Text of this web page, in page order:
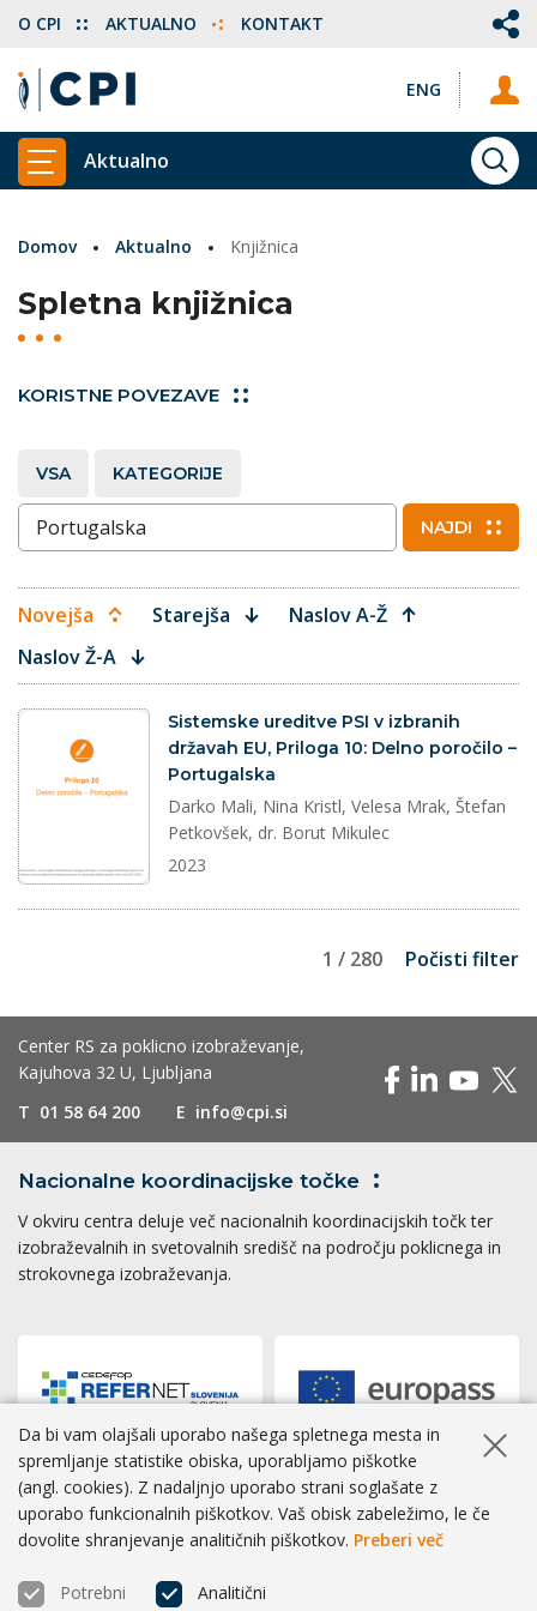
ENG
O CPI AKTUALNO KONTAKT
PRIKAŽI GLAVNI MENI
Aktualno
Domov Aktualno Knjižnica
Spletna knjižnica
KORISTNE POVEZAVE
VSA KATEGORIJE
Vnesite ključne besede NAJDI
Novejša Starejša
Naslov A-Ž
Naslov Ž-A
dokument
Sistemske ureditve PSI v izbranih
državah EU, Priloga 10: Delno poročilo –
Portugalska
Darko Mali, Nina Kristl, Velesa Mrak, Štefan
Petkovšek, dr. Borut Mikulec
2023
1 / 280 Počisti filter
Center RS za poklicno izobraževanje,
Kajuhova 32 U, Ljubljana
T 01 58 64 200 E info@cpi.si
Nacionalne koordinacijske točke
V okviru centra deluje več nacionalnih koordinacijskih točk ter
izobraževalnih in svetovalnih središč na področju poklicnega in
strokovnega izobraževanja.
Dostopnost|Zasebnost|Piškotki
Skrij
Da bi vam olajšali uporabo našega spletnega mesta in
spremljanje statistike obiska, uporabljamo piškotke
(angl. cookies). Z nadaljnjo uporabo strani soglašate z
uporabo funkcionalnih piškotkov. Vaš obisk zabeležimo, le če
dovolite shranjevanje analitičnih piškotkov. Preberi več
Potrebni Analitični